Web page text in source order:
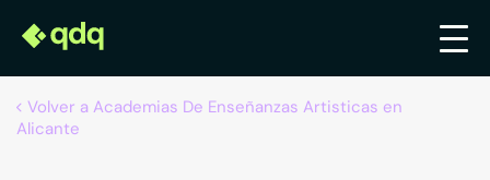
Volver a Academias De Enseñanzas Artisticas en
Alicante